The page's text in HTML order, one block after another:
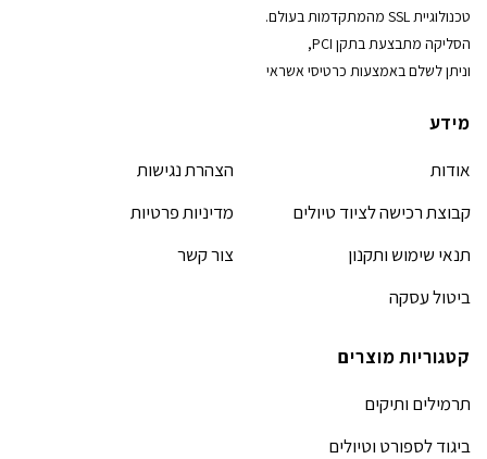
טכנולוגיית SSL מהמתקדמות בעולם.
הסליקה מתבצעת בתקן PCI,
וניתן לשלם באמצעות כרטיסי אשראי
מידע
אודות
קבוצת רכישה לציוד טיולים
תנאי שימוש ותקנון
ביטול עסקה
הצהרת נגישות
מדיניות פרטיות
צור קשר
קטגוריות מוצרים
תרמילים ותיקים
ביגוד לספורט וטיולים